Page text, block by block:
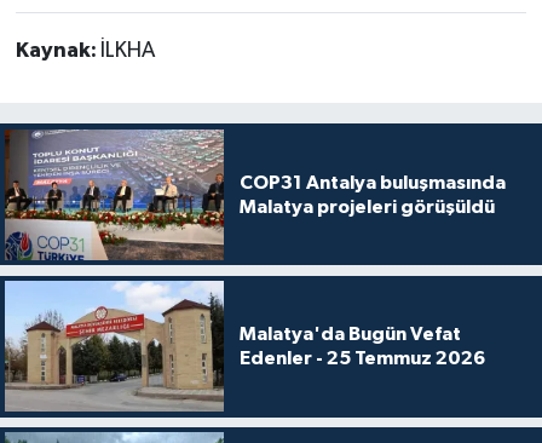
Kaynak: İLKHA
COP31 Antalya buluşmasında
Malatya projeleri görüşüldü
Malatya'da Bugün Vefat
Edenler - 25 Temmuz 2026